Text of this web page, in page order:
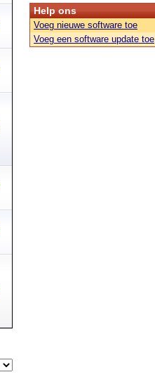
Help ons
Voeg nieuwe software toe
Voeg een software update toe